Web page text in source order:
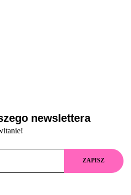
newslettera